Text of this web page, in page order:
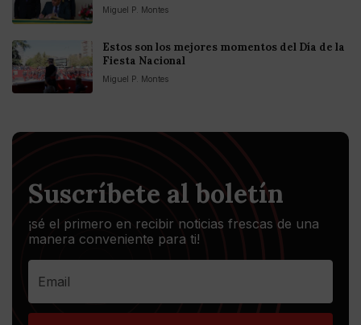
Miguel P. Montes
Estos son los mejores momentos del Día de la
Fiesta Nacional
Miguel P. Montes
Suscríbete al boletín
¡sé el primero en recibir noticias frescas de una
manera conveniente para ti!